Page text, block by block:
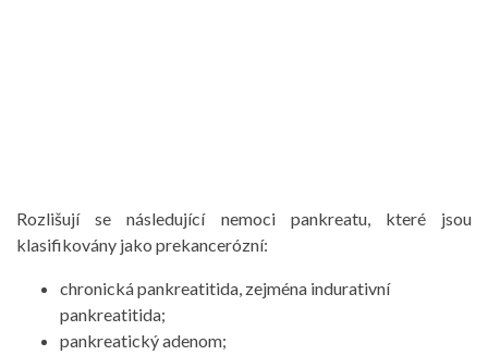
Rozlišují se následující nemoci pankreatu, které jsou
klasifikovány jako prekancerózní:
chronická pankreatitida, zejména indurativní
pankreatitida;
pankreatický adenom;